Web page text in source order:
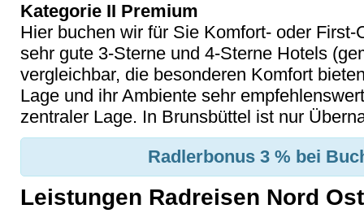
Kategorie II Premium
Hier buchen wir für Sie Komfort- oder
sehr gute 3-Sterne und 4-Sterne Hotels
vergleichbar, die besonderen Komfort
Lage und ihr Ambiente sehr
zentraler Lage. In Brunsbüttel ist nur
Radlerbonus 3 % bei
Leistungen Radreisen Nord